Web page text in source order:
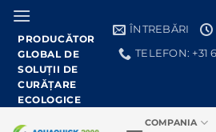
Treci
conținut
PRODUCĂTOR
GLOBAL DE
SOLUȚII DE
CURĂȚARE
ECOLOGICE
ÎNTREBĂRI
TELEFON: +31
COMPANIA